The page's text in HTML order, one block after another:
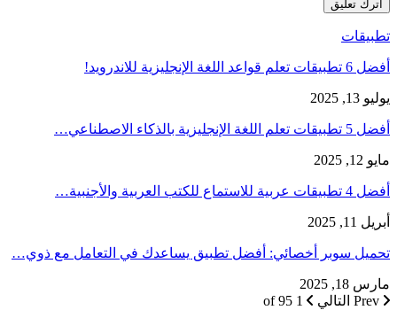
تطبيقات
أفضل 6 تطبيقات تعلم قواعد اللغة الإنجليزية للاندرويد!
يوليو 13, 2025
أفضل 5 تطبيقات تعلم اللغة الإنجليزية بالذكاء الاصطناعي…
مايو 12, 2025
أفضل 4 تطبيقات عربية للاستماع للكتب العربية والأجنبية…
أبريل 11, 2025
تحميل سوبر أخصائي: أفضل تطبيق يساعدك في التعامل مع ذوي…
مارس 18, 2025
التالي 1 of 95